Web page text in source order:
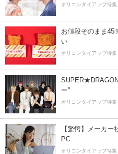
オリコンタイアップ特集
お値段そのまま45
い
オリコンタイアップ特集
ー”
オリコンタイアップ特集
【驚愕】メーカ
PC
オリコンタイアップ特集